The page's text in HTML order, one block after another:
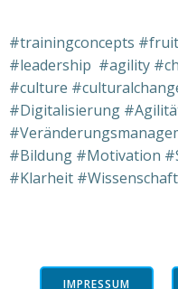
#trainingconcepts
#leadership #agility
#culture
#Digitalisierung
#Bildung #Motivation
#Klarheit #Wissenschaft
IMPRESSUM